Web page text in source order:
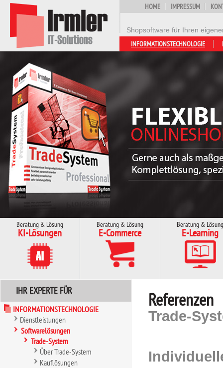
Shopsoftware für Ihren
HOME IMPRESSUM
INFORMATIONSTECHNOLOGIE
Beratung & Lösung
KI-Lösungen
Beratung & Lösung
E-Commerce
Beratung & Lösung
E-Learning
IHR EXPERTE FÜR
INFORMATIONSTECHNOLOGIE
Dienstleistungen
Softwarelösungen
Trade-System
Über Trade-System
Kauflösungen
Referenzen
Trade-